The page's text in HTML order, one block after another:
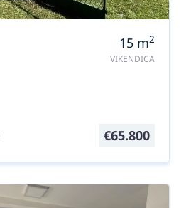
15 m2
VIKENDICA
€65.800